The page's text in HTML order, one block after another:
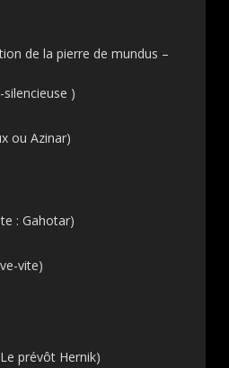
de la pierre de mundus –
)
ou Azinar)
: Gahotar)
vite)
prévôt Hernik)